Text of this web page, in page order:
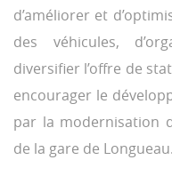
d’améliorer et
des véhicules,
diversifier l’offre de
encourager le
par la modernisation
de la gare de Longueau.